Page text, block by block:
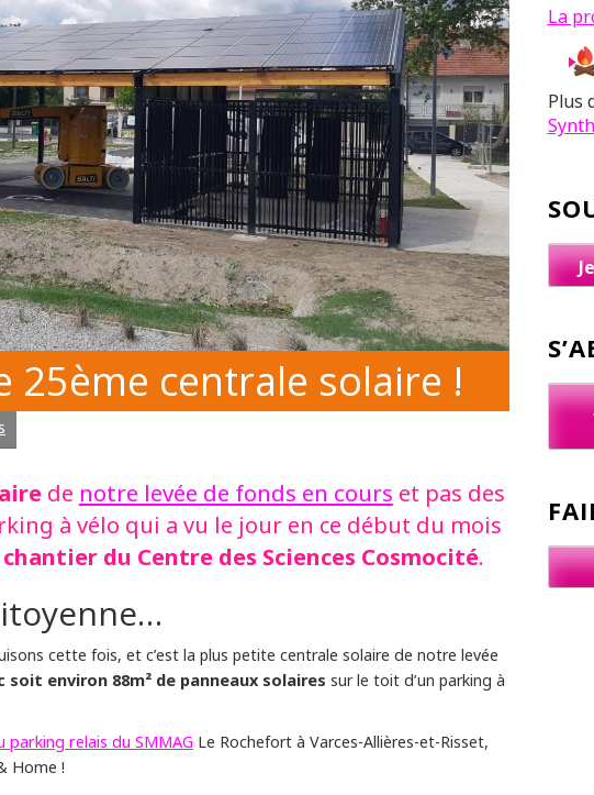
25ème centrale solaire !
de notre levée de fonds en cours et pas des
à vélo qui a vu le jour en ce début du mois
du Centre des Sciences Cosmocité.
cette fois, et c’est la plus petite centrale solaire de notre levée
soit environ 88m² de panneaux solaires sur le toit d’un parking à
relais du SMMAG Le Rochefort à Varces-Allières-et-Risset,
Home !
La
Plus